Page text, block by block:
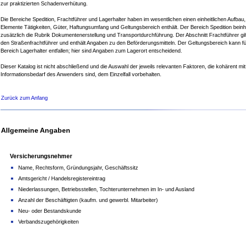
zur praktizierten Schadenverhütung.
Die Bereiche Spedition, Frachtführer und Lagerhalter haben im wesentlichen einen einheitlichen
Elemente Tätigkeiten, Güter, Haftungsumfang und Geltungsbereich enthält. Der Bereich Spedition
zusätzlich die Rubrik Dokumentenerstellung und Transportdurchführung. Der Abschnitt Frachtführer
den Straßenfrachtführer und enthält Angaben zu den Beförderungsmitteln. Der Geltungsbereich kann
Bereich Lagerhalter entfallen; hier sind Angaben zum Lagerort entscheidend.
Dieser Katalog ist nicht abschließend und die Auswahl der jeweils relevanten Faktoren, die kohärent
Informationsbedarf des Anwenders sind, dem Einzelfall vorbehalten.
Zurück zum Anfang
Allgemeine Angaben
Versicherungsnehmer
Name, Rechtsform, Gründungsjahr, Geschäftssitz
Amtsgericht / Handelsregistereintrag
Niederlassungen, Betriebsstellen, Tochterunternehmen im In- und Ausland
Anzahl der Beschäftigten (kaufm. und gewerbl. Mitarbeiter)
Neu- oder Bestandskunde
Verbandszugehörigkeiten